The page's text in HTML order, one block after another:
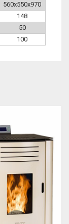
560x550x970
148
50
100